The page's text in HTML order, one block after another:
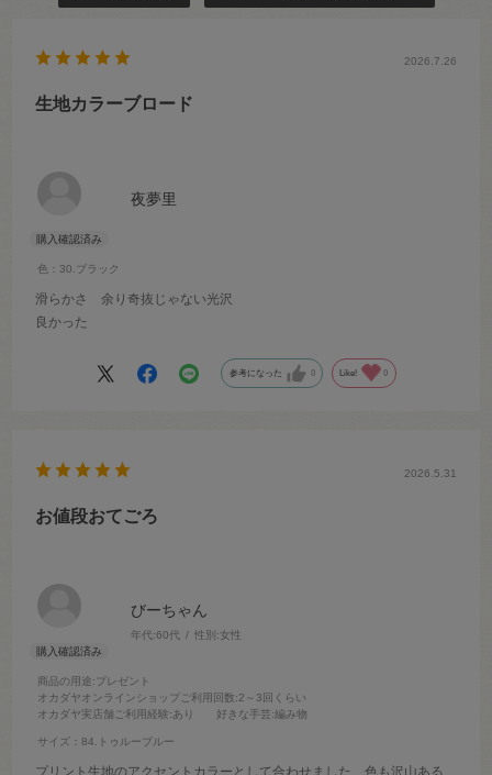
夜夢里
色：30.ブラック
2026.7.26
生地カラーブロード
滑らかさ 余り奇抜じゃない光沢
良かった
参考になった 0 Like! 0
びーちゃん
年代:60代 性別:女性
商品の用途:プレゼント
オカダヤオンラインショップご利用回数:2～3回くらい
オカダヤ実店舗ご利用経験:あり 好きな手芸:編み物
サイズ：84.トゥルーブルー
2026.5.31
お値段おてごろ
プリント生地のアクセントカラーとして合わせました 色も沢山ある